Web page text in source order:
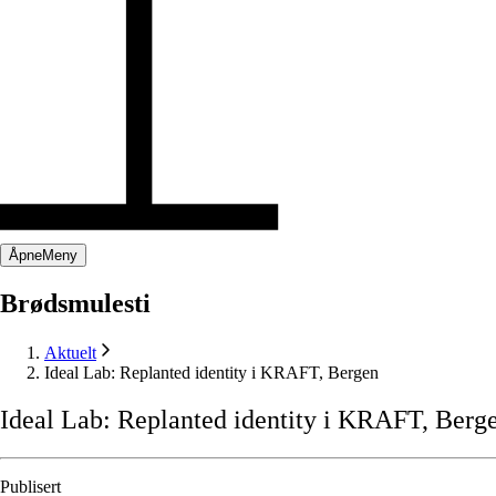
ÅpneMeny
Brødsmulesti
Aktuelt
Ideal Lab: Replanted identity i KRAFT, Bergen
Ideal Lab: Replanted identity i KRAFT,
Publisert